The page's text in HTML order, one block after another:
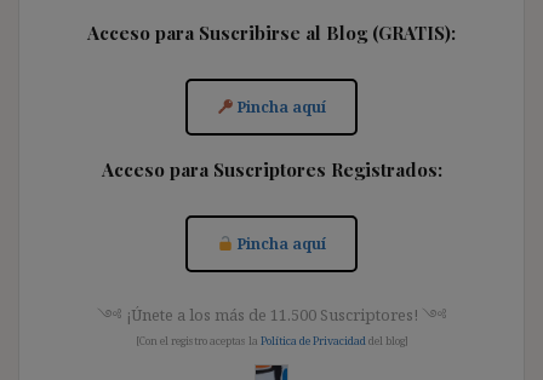
Acceso para Suscribirse al Blog (GRATIS):
Pincha aquí
Acceso para Suscriptores Registrados:
Pincha aquí
༺ ¡Únete a los más de 11.500 Suscriptores! ༺
[Con el registro aceptas la Política de Privacidad del blog]